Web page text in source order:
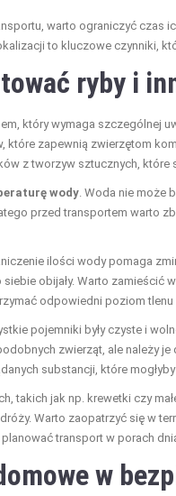
warto ograniczyć czas
to kluczowe czynniki,
ryby i
który wymaga szczególnej
zapewnią zwierzętom
z tworzyw sztucznych, które
wody . Woda nie może
przed transportem warto
ilości wody pomaga
obijały. Warto zamieścić
odpowiedni poziom tlenu
pojemniki były czyste i
zwierząt, ale należy je
substancji, które
takich jak np. krewetki czy
Warto zaopatrzyć się w
transport w porach
w